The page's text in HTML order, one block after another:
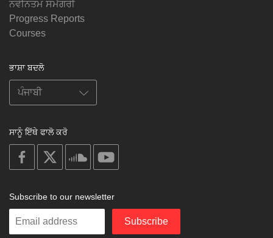
ਨਵੀਨਤਮ ਸਮੱਗਰੀ
Progress Reports
Courses
ਭਾਸ਼ਾ ਬਦਲੋ
ਸਾਨੂੰ ਇੱਥੇ ਫਾਲੋ ਕਰੋ
on
facebook
soundcloud
Subscribe to our newsletter
Enter
Subscribe